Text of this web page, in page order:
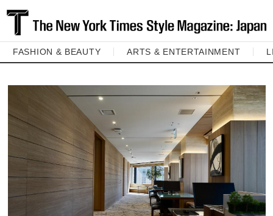
FASHION & BEAUTY ARTS & ENTERTAINMENT